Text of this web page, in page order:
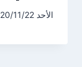
الأحد 2020/11/22